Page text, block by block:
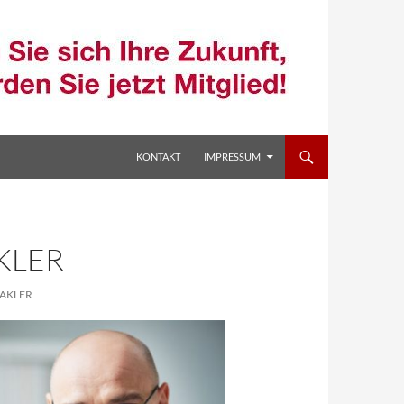
KONTAKT
IMPRESSUM